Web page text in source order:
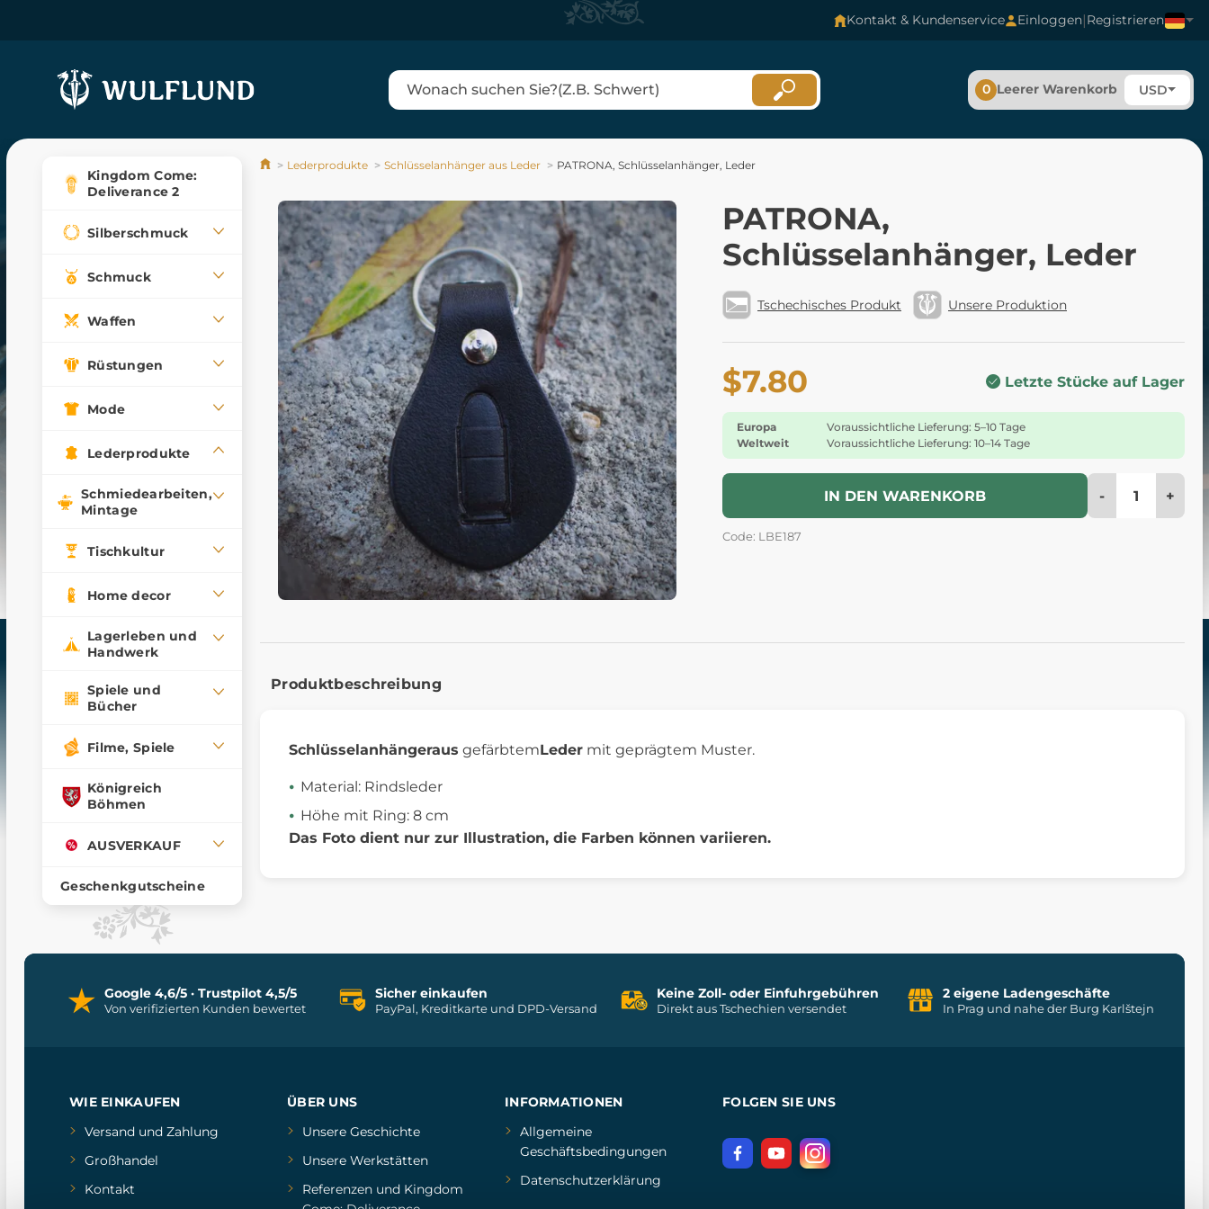
Kontakt & Kundenservice Einloggen|Registrieren
0 Leerer Warenkorb USD
Kingdom Come:
Deliverance 2
Silberschmuck
Schmuck
Waffen
Rüstungen
Mode
Lederprodukte
Schmiedearbeiten,
Mintage
Tischkultur
Home decor
Lagerleben und
Handwerk
Spiele und
Bücher
Filme, Spiele
Königreich
Böhmen
AUSVERKAUF
Geschenkgutscheine
Lederprodukte Schlüsselanhänger aus Leder PATRONA, Schlüsselanhänger, Leder
PATRONA,
Schlüsselanhänger, Leder
Tschechisches Produkt Unsere Produktion
$7.80 Letzte Stücke auf Lager
Europa
Voraussichtliche Lieferung: 5–10 Tage
Weltweit
Voraussichtliche Lieferung: 10–14 Tage
IN DEN WARENKORB - +
Code: LBE187
Produktbeschreibung
Schlüsselanhängeraus gefärbtemLeder mit geprägtem Muster.
Material: Rindsleder
Höhe mit Ring: 8 cm
Das Foto dient nur zur Illustration, die Farben können variieren.
Google 4,6/5 · Trustpilot 4,5/5
Von verifizierten Kunden bewertet
Sicher einkaufen
PayPal, Kreditkarte und DPD-Versand
Keine Zoll- oder Einfuhrgebühren
Direkt aus Tschechien versendet
2 eigene Ladengeschäfte
In Prag und nahe der Burg Karlštejn
WIE EINKAUFEN
Versand und Zahlung
Großhandel
Kontakt
ÜBER UNS
Unsere Geschichte
Unsere Werkstätten
Referenzenund Kingdom
INFORMATIONEN
Allgemeine
Geschäftsbedingungen
Datenschutzerklärung
FOLGEN SIE UNS